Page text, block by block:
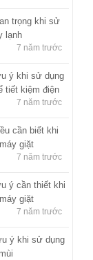
trọng khi sử
lạnh
7 năm trước
ý khi sử dụng
tiết kiệm điện
7 năm trước
cần biết khi
giặt
7 năm trước
ý cần thiết khi
giặt
7 năm trước
ý khi sử dụng